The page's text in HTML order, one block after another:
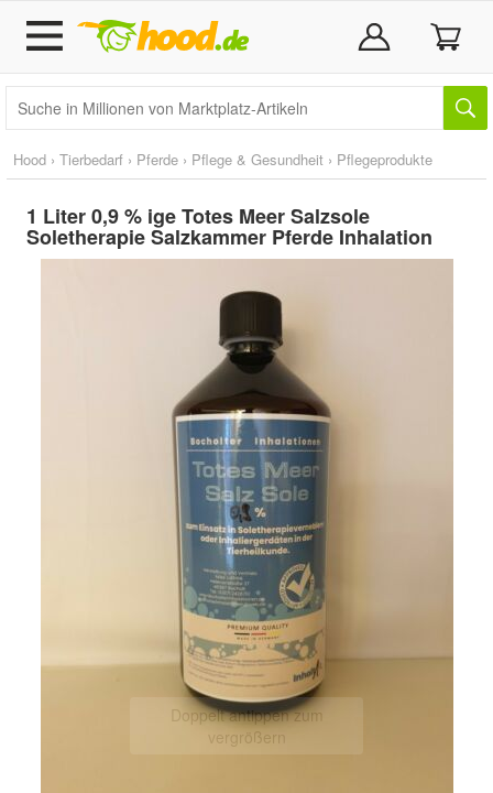
Hood › Tierbedarf › Pferde › Pflege & Gesundheit › Pflegeprodukte
1 Liter 0,9 % ige Totes Meer Salzsole
Soletherapie Salzkammer Pferde Inhalation
Doppelt antippen zum
vergrößern